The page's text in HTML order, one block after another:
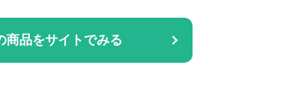
商品をサイトでみる